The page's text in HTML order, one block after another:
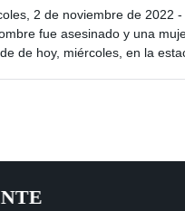
2 de noviembre de 2022
fue asesinado y una
de hoy, miércoles, en la